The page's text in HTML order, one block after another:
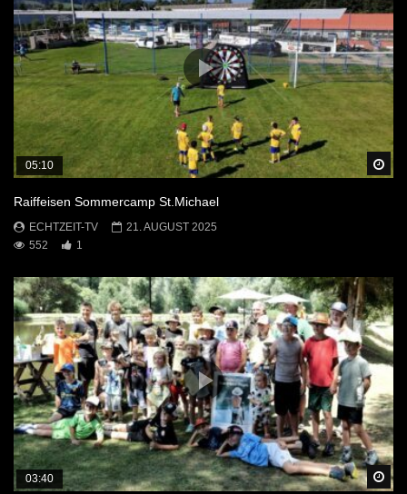
05:10
Raiffeisen Sommercamp St.Michael
ECHTZEIT-TV
21. AUGUST 2025
552
1
03:40